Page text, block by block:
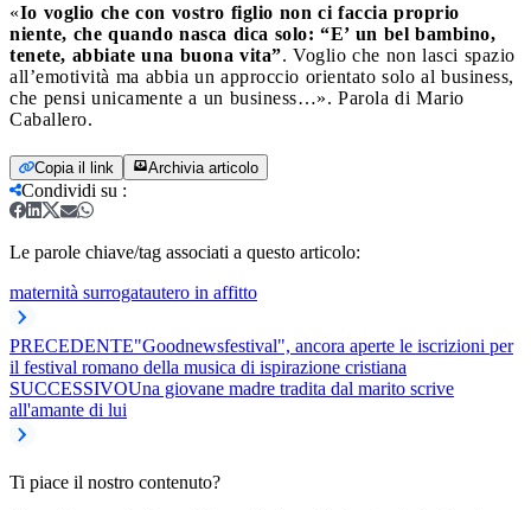
«Io voglio che con vostro figlio non ci faccia proprio
niente, che quando nasca dica solo: “E’ un bel bambino,
tenete, abbiate una buona vita”. Voglio che non lasci spazio
all’emotività ma abbia un approccio orientato solo al business,
che pensi unicamente a un business…». Parola di Mario
Caballero.
Copia il link Archivia articolo
Condividi su :
Le parole chiave/tag associati a questo articolo:
maternità surrogatautero in affitto
PRECEDENTE"Goodnewsfestival", ancora aperte le iscrizioni per
il festival romano della musica di ispirazione cristiana
SUCCESSIVOUna giovane madre tradita dal marito scrive
all'amante di lui
Ti piace il nostro contenuto?